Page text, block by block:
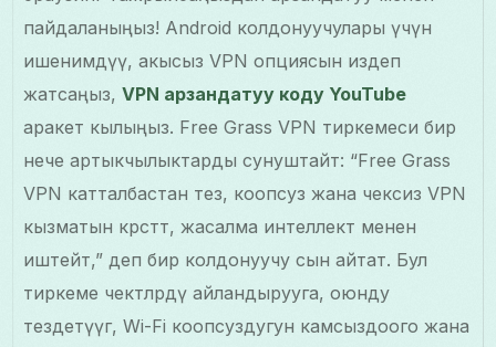
пайдаланыңыз! Android колдонуучулары үчүн
ишенимдүү, акысыз VPN опциясын издеп
жатсаңыз,VPN арзандатуу коду YouTube
аракет кылыңыз. Free Grass VPN тиркемеси бир
нече артыкчылыктарды сунуштайт: “Free Grass
VPN катталбастан тез, коопсуз жана чексиз VPN
кызматын көрсөтөт, жасалма интеллект менен
иштейт,” деп бир колдонуучу сын айтат. Бул
тиркеме чектөөлөрдү айландырууга, оюнду
тездетүүгө, Wi-Fi коопсуздугун камсыздоого жана